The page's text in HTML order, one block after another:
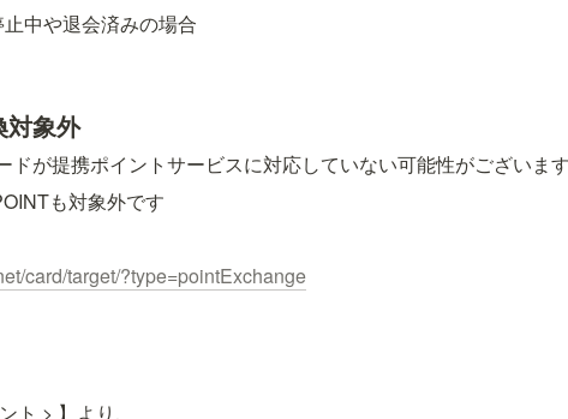
中や退会済みの場合
対象外
ドが提携ポイントサービスに対応していない可能性がございま
も対象外です
card/target/?type=pointExchange
ト > 】より、